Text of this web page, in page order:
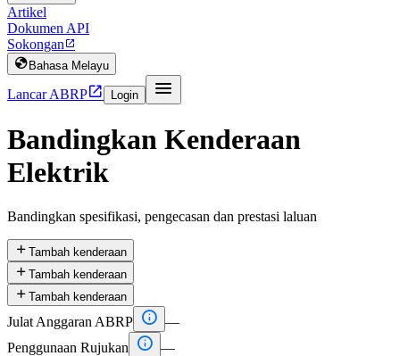
Artikel
Dokumen API
Sokongan 
 Bahasa Melayu
Lancar ABRP Login 
Bandingkan Kenderaan
Elektrik
Bandingkan spesifikasi, pengecasan dan prestasi laluan
 Tambah kenderaan
 Tambah kenderaan
 Tambah kenderaan
Julat Anggaran ABRP  —
Penggunaan Rujukan
 —